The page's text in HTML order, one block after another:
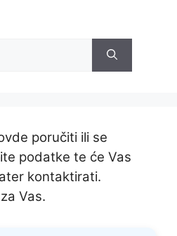
poručiti ili se
podatke te će Vas
kontaktirati.
Vas.